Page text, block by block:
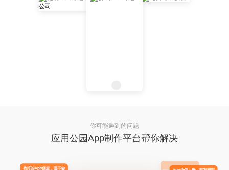
你可能遇到的问题
应用公园App制作平台帮你解决